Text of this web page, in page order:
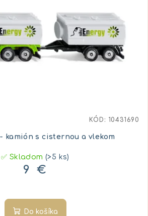
kamión s cisternou a vlekom
✅ Skladom(>5 ks)
9 €
Do košíka
KÓD: 10431690